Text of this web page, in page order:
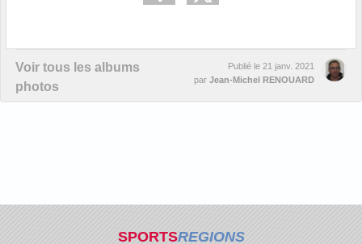
Voir tous les albums
photos
Publié le 21 janv. 2021
par Jean-Michel RENOUARD
SPORTSREGIONS